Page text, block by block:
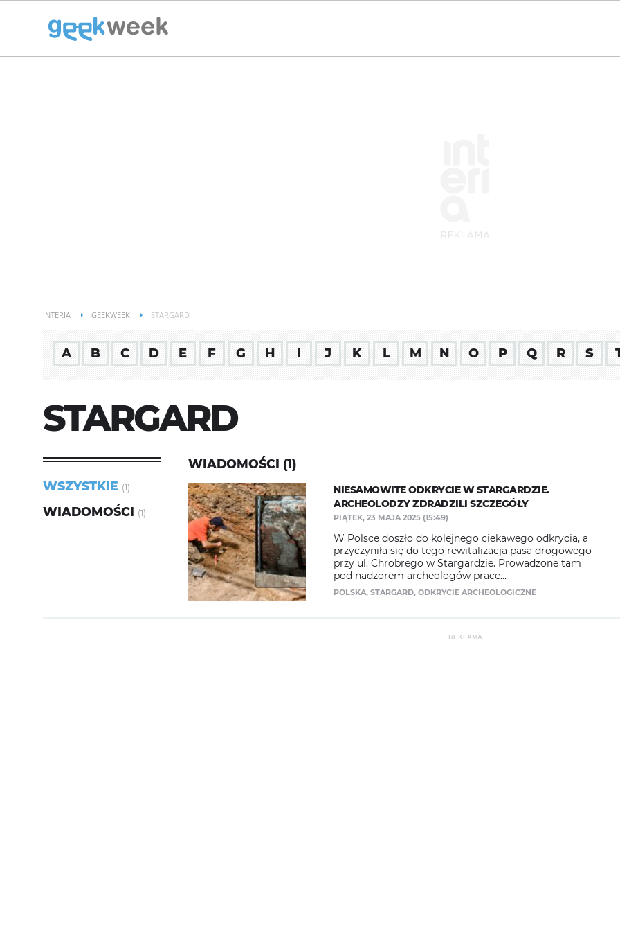
INTERIA GEEKWEEK STARGARD
A B C D E F G H I J K L M N O P Q R S
STARGARD
WSZYSTKIE (1)
WIADOMOŚCI (1)
WIADOMOŚCI (1)
NIESAMOWITE ODKRYCIE W STARGARDZIE.
ARCHEOLODZY ZDRADZILI SZCZEGÓŁY
PIĄTEK, 23 MAJA 2025 (15:49)
W Polsce doszło do kolejnego ciekawego odkrycia, a
przyczyniła się do tego rewitalizacja pasa drogowego
przy ul. Chrobrego w Stargardzie. Prowadzone tam
pod nadzorem archeologów prace...
POLSKA, STARGARD, ODKRYCIE ARCHEOLOGICZNE
REKLAMA